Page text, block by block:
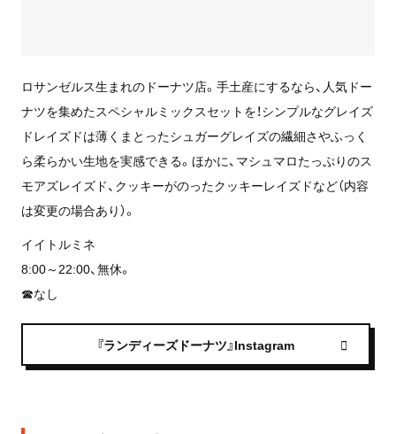
ロサンゼルス生まれのドーナツ店。手土産にするなら、人気ドー
ナツを集めたスペシャルミックスセットを！シンプルなグレイズ
ドレイズドは薄くまとったシュガーグレイズの繊細さやふっく
ら柔らかい生地を実感できる。ほかに、マシュマロたっぷりのス
モアズレイズド、クッキーがのったクッキーレイズドなど（内容
は変更の場合あり）。
イイトルミネ
8:00～22:00、無休。
☎なし
『ランディーズドーナツ』Instagram